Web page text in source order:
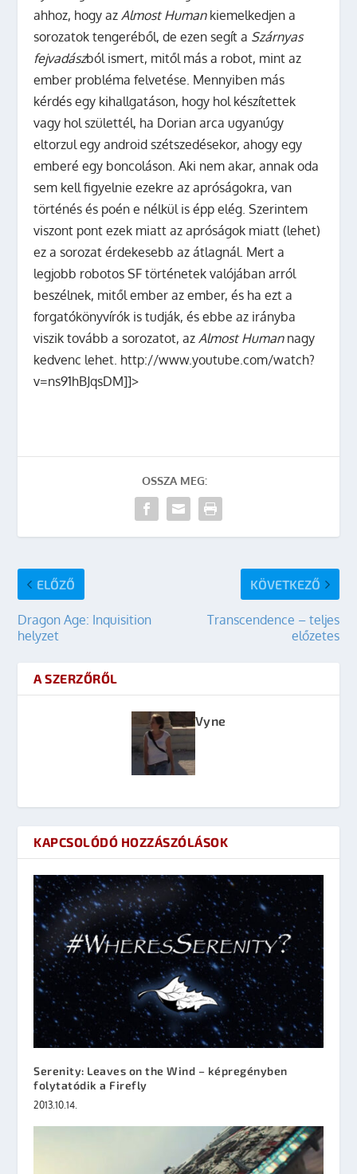
ahhoz, hogy az Almost Humankiemelkedjen a
sorozatok tengeréből, de ezen segít a Szárnyas
fejvadászból ismert, mitől más a robot, mint az
ember probléma felvetése. Mennyiben más
kérdés egy kihallgatáson, hogy hol készítettek
vagy hol születtél, ha Dorian arca ugyanúgy
eltorzul egy android szétszedésekor, ahogy egy
emberé egy boncoláson. Aki nem akar, annak oda
sem kell figyelnie ezekre az apróságokra, van
történés és poén e nélkül is épp elég. Szerintem
viszont pont ezek miatt az apróságok miatt (lehet)
ez a sorozat érdekesebb az átlagnál. Mert a
legjobb robotos SF történetek valójában arról
beszélnek, mitől ember az ember, és ha ezt a
forgatókönyvírók is tudják, és ebbe az irányba
viszik tovább a sorozatot, az Almost Humannagy
kedvenc lehet. http://www.youtube.com/watch?
v=ns91hBJqsDM]]>
OSSZA MEG:
ELŐZŐ
Dragon Age: Inquisition
helyzet
KÖVETKEZŐ
Transcendence – teljes
előzetes
A SZERZŐRŐL
Vyne
KAPCSOLÓDÓ HOZZÁSZÓLÁSOK
Serenity: Leaves on the Wind – képregényben
folytatódik a Firefly
2013.10.14.